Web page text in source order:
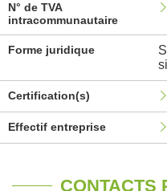
N° de TVA
intracommunautaire
Forme juridique
Certification(s)
Effectif entreprise
CONTACTS